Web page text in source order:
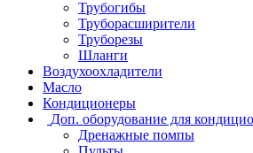
Трубогибы
Труборасширители
Труборезы
Шланги
Воздухоохладители
Масло
Кондиционеры
Доп. оборудование для
Дренажные помпы